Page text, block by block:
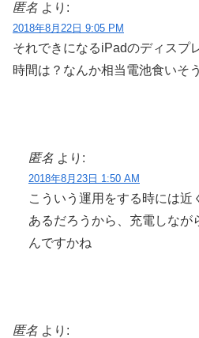
匿名 より:
2018年8月22日 9:05 PM
それできになるiPadのディスプ
時間は？なんか相当電池食いそ
匿名 より:
2018年8月23日 1:50 AM
こういう運用をする時には近
あるだろうから、充電しなが
んですかね
匿名 より: